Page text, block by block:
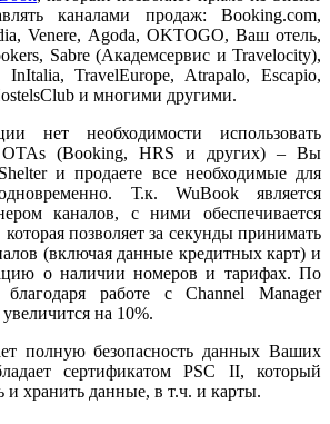
каналами продаж: Booking.com,
Venere, Agoda, OKTOGO, Ваш отель,
Sabre (Академсервис и Travelocity),
InItalia, TravelEurope, Atrapalo, Escapio,
и многими другими.
нет необходимости использовать
OTAs (Booking, HRS и других) – Вы
и продаете все необходимые для
Т.к. WuBook является
каналов, с ними обеспечивается
которая позволяет за секунды принимать
(включая данные кредитных карт) и
о наличии номеров и тарифах. По
благодаря работе с Channel Manager
на 10%.
полную безопасность данных Ваших
сертификатом PSC II, который
и хранить данные, в т.ч. и карты.